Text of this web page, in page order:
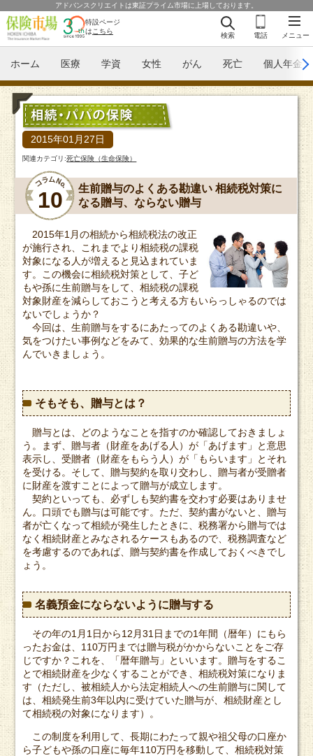
アドバンスクリエイトは東証プライム市場に上場しております。
メニュー
検索 電話
特設ページ
は こちら
ホーム 医療 学資 女性 がん 死亡 個人年金
2015年01月27日
関連カテゴリ:死亡保険（生命保険）
10
生前贈与のよくある勘違い 相続税対策に
なる贈与、ならない贈与
2015年1月の相続から相続税法の改正
が施行され、これまでより相続税の課税
対象になる人が増えると見込まれていま
す。この機会に相続税対策として、子ど
もや孫に生前贈与をして、相続税の課税
対象財産を減らしておこうと考える方もいらっしゃるのでは
ないでしょうか？
今回は、生前贈与をするにあたってのよくある勘違いや、
気をつけたい事例などをみて、効果的な生前贈与の方法を学
んでいきましょう。
そもそも、贈与とは？
贈与とは、どのようなことを指すのか確認しておきましょ
う。まず、贈与者（財産をあげる人）が「あげます」と意思
表示し、受贈者（財産をもらう人）が「もらいます」とそれ
を受ける。そして、贈与契約を取り交わし、贈与者が受贈者
に財産を渡すことによって贈与が成立します。
契約といっても、必ずしも契約書を交わす必要はありませ
ん。口頭でも贈与は可能です。ただ、契約書がないと、贈与
者が亡くなって相続が発生したときに、税務署から贈与では
なく相続財産とみなされるケースもあるので、税務調査など
を考慮するのであれば、贈与契約書を作成しておくべきでし
ょう。
名義預金にならないように贈与する
その年の1月1日から12月31日までの1年間（暦年）にもら
ったお金は、110万円までは贈与税がかからないことをご存
じですか？これを、「暦年贈与」といいます。贈与をするこ
とで相続財産を少なくすることができ、相続税対策になりま
す（ただし、被相続人から法定相続人への生前贈与に関して
は、相続発生前3年以内に受けていた贈与が、相続財産とし
て相続税の対象になります）。
この制度を利用して、長期にわたって親や祖父母の口座か
ら子どもや孫の口座に毎年110万円を移動して、相続税対策